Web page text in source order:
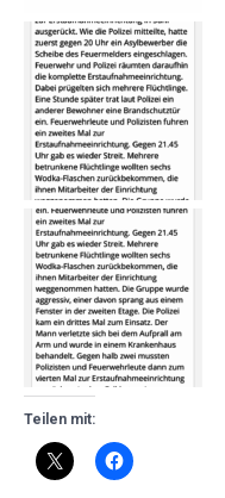
Teilen mit: